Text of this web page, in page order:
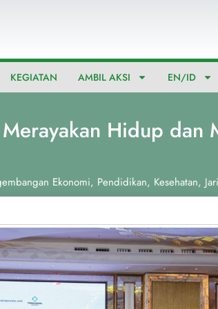
KEGIATAN AMBIL AKSI EN/ID
Hidup dan
Ekonomi, Pendidikan, Kesehatan,